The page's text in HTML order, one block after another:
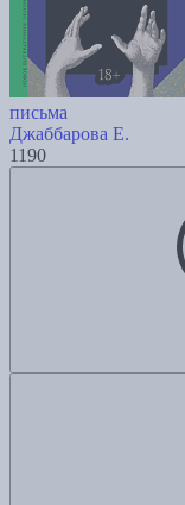
письма
Джаббарова Е.
1190